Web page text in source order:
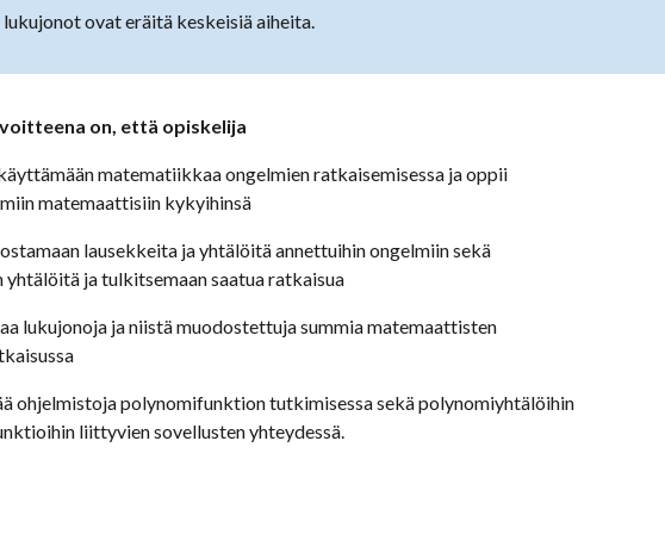
ovat eräitä keskeisiä aiheita.
on, että opiskelija
matematiikkaa ongelmien ratkaisemisessa ja oppii
matemaattisiin kykyihinsä
lausekkeita ja yhtälöitä annettuihin ongelmiin sekä
yhtälöitä ja tulkitsemaan saatua ratkaisua
lukujonoja ja niistä muodostettuja summia matemaattisten
ohjelmistoja polynomifunktion tutkimisessa sekä polynomiyhtälöihin
liittyvien sovellusten yhteydessä.